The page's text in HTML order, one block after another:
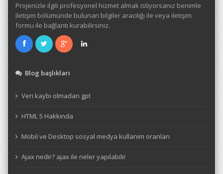
Projenizle ilgili profesyonel hizmet almak istiyorsanız benimle
iletişim bölümünde bulunan bilgiler aracılığı ile veya iletişim
formu ile bağlantı kurabilirsiniz.
Blog başlıkları
Veri kaybı olmadan gpt
HTML 5 Hakkında
Mobil ve Desktop sosyal medya kullanım oranları
Ajax nedir? ajax ile neler yapılabilir